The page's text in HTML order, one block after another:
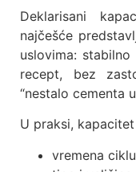
Deklarisani
najčešće
uslovima:
recept, bez
“nestalo cementa
U praksi,
vremena